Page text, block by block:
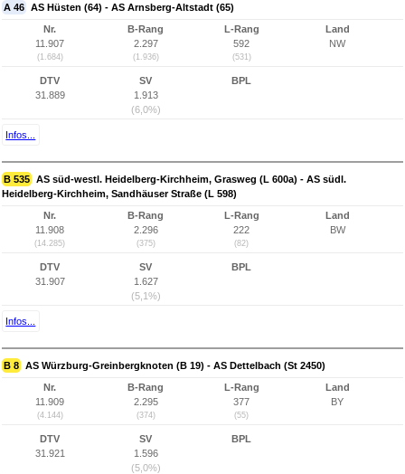
A 46 AS Hüsten (64) - AS Arnsberg-Altstadt (65)
Nr.
11.907
(1.684)
B-Rang
2.297
(1.936)
L-Rang
592
(531)
Land
NW
DTV
31.889
SV
1.913
(6,0%)
BPL
Infos...
B 535 AS süd-westl. Heidelberg-Kirchheim, Grasweg (L 600a) - AS südl.
Heidelberg-Kirchheim, Sandhäuser Straße (L 598)
Nr.
11.908
(14.285)
B-Rang
2.296
(375)
L-Rang
222
(82)
Land
BW
DTV
31.907
SV
1.627
(5,1%)
BPL
Infos...
B 8 AS Würzburg-Greinbergknoten (B 19) - AS Dettelbach (St 2450)
Nr.
11.909
(4.144)
B-Rang
2.295
(374)
L-Rang
377
(55)
Land
BY
DTV
31.921
SV
1.596
(5,0%)
BPL